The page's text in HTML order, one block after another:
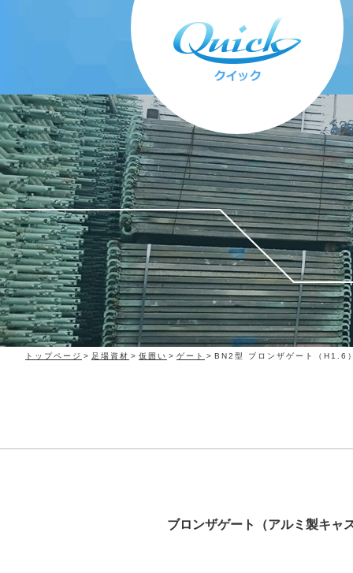
トップページ 足場資材 仮囲い ゲート BN2型 ブロンザゲート（H1.6
ブロンザゲート（アルミ製キャ